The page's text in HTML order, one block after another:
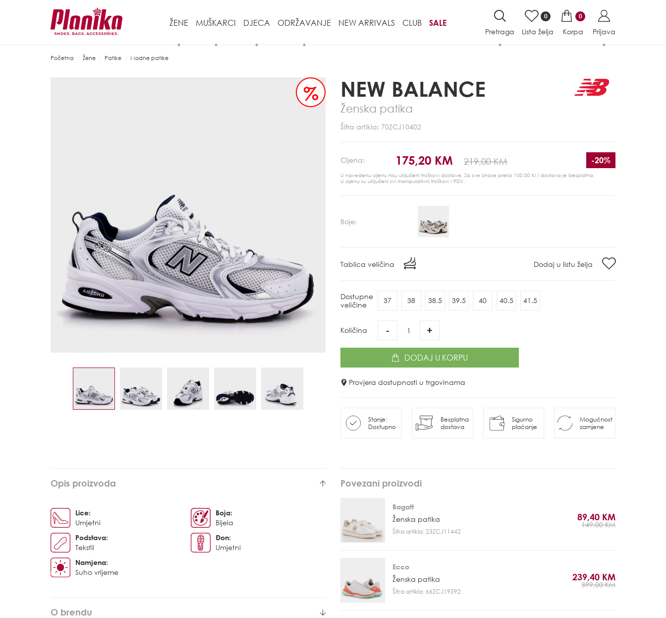
ŽENE MUŠKARCI DJECA ODRŽAVANJE NEW ARRIVALS CLUB SALE
Pretraga
0
Lista želja
0
Korpa Prijava
Početna Žene Patike Modne patike
% NEW BALANCE
Ženska patika
Šifra artikla: 70ZCJ10402
Cijena: 175,20 KM 219,00 KM -20%
U navedenu cijenu nisu uključeni troškovi dostave. Za sve iznose preko 100,00 KM dostava je besplatna.
U cijenu su uključeni svi manipulativni troškovi i PDV.
Boje:
Tablica veličina Dodaj u listu želja
Dostupne
veličine
37 38 38.5 39.5 40 40.5 41.5
Količina - +
DODAJ U KORPU
Provjera dostupnosti u trgovinama
Stanje:
Dostupno
Besplatna
dostava
Sigurno
plaćanje
Mogućnost
zamjene
Opis proizvoda
Lice:
Umjetni
Boja:
Bijela
Podstava:
Tekstil
Đon:
Umjetni
Namjena:
Suho vrijeme
O brendu
Povezani proizvodi
Bagatt
Ženska patika
Šifra artikla: 23ZCJ11442
89,40 KM
149,00 KM
Ecco
Ženska patika
Šifra artikla: 66ZCJ19592
239,40 KM
399,00 KM